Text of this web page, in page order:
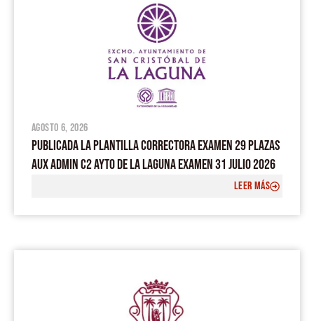
agosto 6, 2026
PUBLICADA LA PLANTILLA CORRECTORA EXAMEN 29 PLAZAS
AUX ADMIN C2 AYTO DE LA LAGUNA EXAMEN 31 JULIO 2026
LEER MÁS